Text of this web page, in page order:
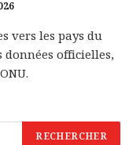
vers les pays du
données officielles,